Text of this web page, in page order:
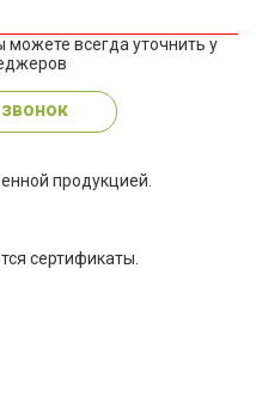
всегда уточнить у
продукцией.
сертификаты.